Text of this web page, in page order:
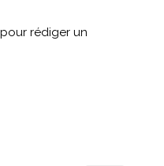
pour rédiger un